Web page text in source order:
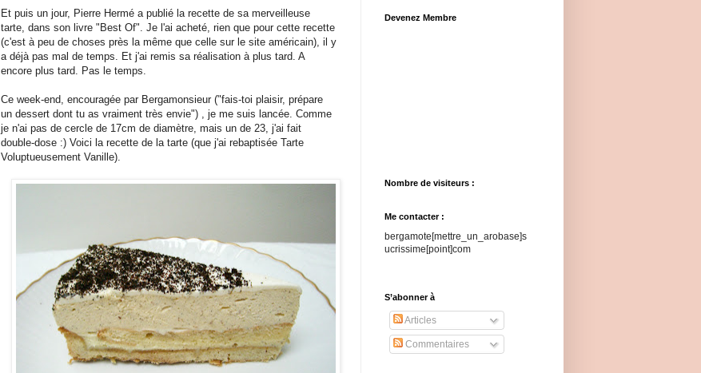
Et puis un jour, Pierre Hermé a publié la recette de sa merveilleuse
tarte, dans son livre "Best Of". Je l'ai acheté, rien que pour cette recette
(c'est à peu de choses près la même que celle sur le site américain), il y
a déjà pas mal de temps. Et j'ai remis sa réalisation à plus tard. A
encore plus tard. Pas le temps.
Ce week-end, encouragée par Bergamonsieur ("fais-toi plaisir, prépare
un dessert dont tu as vraiment très envie") , je me suis lancée. Comme
je n'ai pas de cercle de 17cm de diamètre, mais un de 23, j'ai fait
double-dose :) Voici la recette de la tarte (que j'ai rebaptisée Tarte
Voluptueusement Vanille).
Devenez Membre
Nombre de visiteurs :
Me contacter :
bergamote[mettre_un_arobase]s
ucrissime[point]com
S’abonner à
Articles
Commentaires